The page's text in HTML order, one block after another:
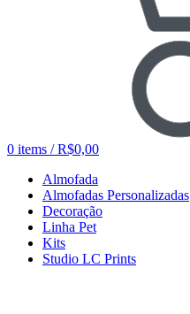
0 items / R$0,00
Almofada
Almofadas Personalizadas
Decoração
Linha Pet
Kits
Studio LC Prints